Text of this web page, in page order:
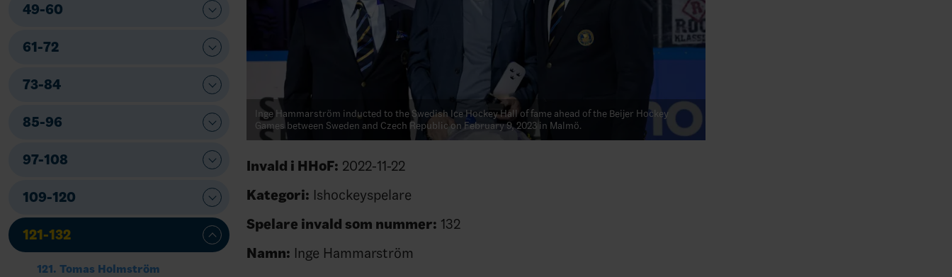
49-60
61-72
73-84
85-96
97-108
109-120
121-132
121. Tomas Holmström
Inge Hammarström inducted to the Swedish Ice Hockey Hall of fame ahead of the Beijer Hockey
Games between Sweden and Czech Republic on February 9, 2023 in Malmö.
Invald i HHoF: 2022-11-22
Kategori: Ishockeyspelare
Spelare invald som nummer: 132
Namn: Inge Hammarström